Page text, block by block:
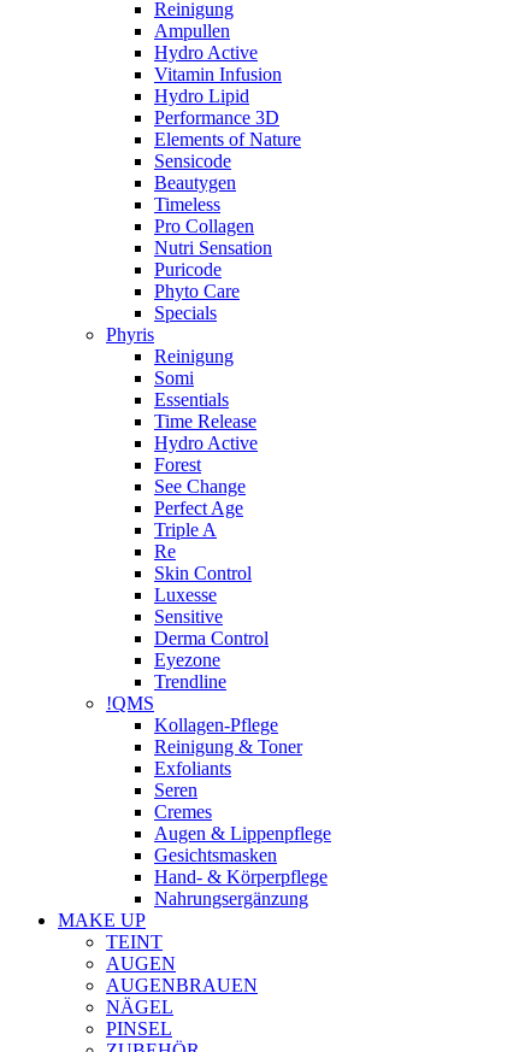
Reinigung
Ampullen
Hydro Active
Vitamin Infusion
Hydro Lipid
Performance 3D
Elements of Nature
Sensicode
Beautygen
Timeless
Pro Collagen
Nutri Sensation
Puricode
Phyto Care
Specials
Phyris
Reinigung
Somi
Essentials
Time Release
Hydro Active
Forest
See Change
Perfect Age
Triple A
Re
Skin Control
Luxesse
Sensitive
Derma Control
Eyezone
Trendline
!QMS
Kollagen-Pflege
Reinigung & Toner
Exfoliants
Seren
Cremes
Augen & Lippenpflege
Gesichtsmasken
Hand- & Körperpflege
Nahrungsergänzung
MAKE UP
TEINT
AUGEN
AUGENBRAUEN
NÄGEL
PINSEL